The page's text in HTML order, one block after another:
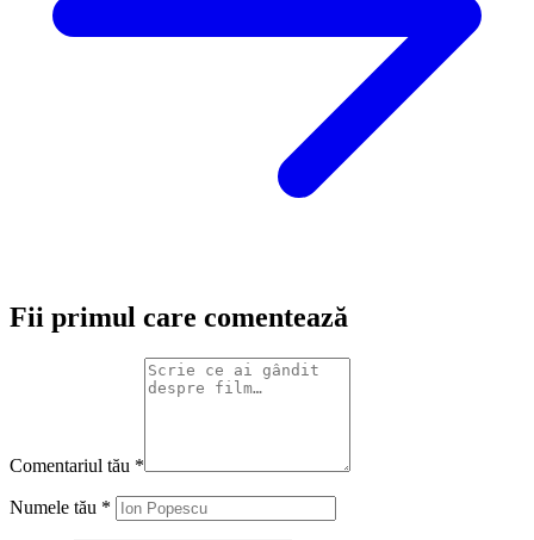
Fii primul care comentează
Comentariul tău *
Numele tău *